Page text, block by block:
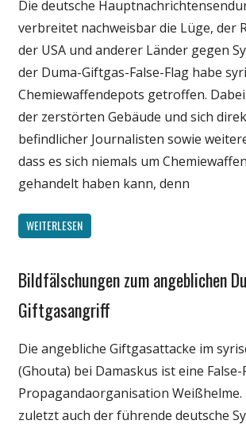
Politik
Wissenschaft
Die deutsche
verbreitet nachweisbar die Lüge, der
der USA und anderer Länder gegen
der Duma-Giftgas-False-Flag habe
Chemiewaffendepots getroffen.
der zerstörten Gebäude und sich
befindlicher Journalisten sowie
dass es sich niemals um
gehandelt haben kann, denn
WEITERLESEN
Gesellschaft
Medien
Politik
Wissenschaft
Bildfälschungen zum angeblichen
Giftgasangriff
Die angebliche Giftgasattacke im
(Ghouta) bei Damaskus ist eine
Propagandaorganisation Weißhelme.
zuletzt auch der führende deutsche